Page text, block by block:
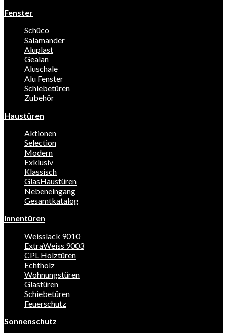
Fenster
Schüco
Salamander
Aluplast
Gealan
Aluschale
Alu Fenster
Schiebetüren
Zubehör
Haustüren
Aktionen
Selection
Modern
Exklusiv
Klassisch
GlasHaustüren
Nebeneingang
Gesamtkatalog
Innentüren
Weisslack 9010
ExtraWeiss 9003
CPL Holztüren
Echtholz
Wohnungstüren
Glastüren
Schiebetüren
Feuerschutz
Sonnenschutz